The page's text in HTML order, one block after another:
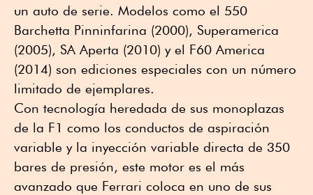
un auto de serie. Modelos como el 550
Barchetta Pinninfarina (2000), Superamerica
(2005), SA Aperta (2010) y el F60 America
(2014) son ediciones especiales con un número
limitado de ejemplares.
Con tecnología heredada de sus monoplazas
de la F1 como los conductos de aspiración
variable y la inyección variable directa de 350
bares de presión, este motor es el más
avanzado que Ferrari coloca en uno de sus